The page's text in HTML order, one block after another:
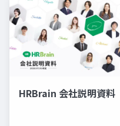
HRBrain 会社説明資料